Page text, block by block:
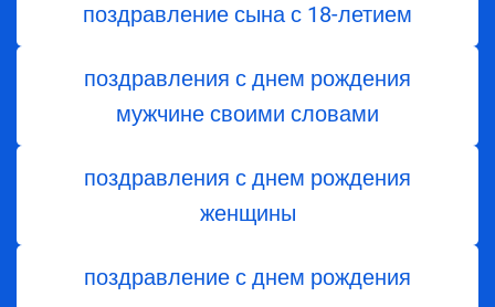
поздравление сына с 18-летием
поздравления с днем рождения
мужчине своими словами
поздравления с днем рождения
женщины
поздравление с днем рождения